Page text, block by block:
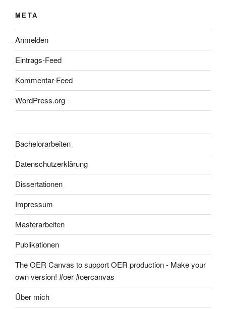
META
Anmelden
Eintrags-Feed
Kommentar-Feed
WordPress.org
Bachelorarbeiten
Datenschutzerklärung
Dissertationen
Impressum
Masterarbeiten
Publikationen
The OER Canvas to support OER production - Make your
own version! #oer #oercanvas
Über mich